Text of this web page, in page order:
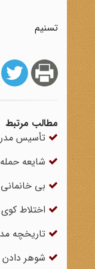
تسنیم
مطالب مرتبط
تأسیس
شایعه
بی
اختلاط
تاریخچه
شوهر دادن